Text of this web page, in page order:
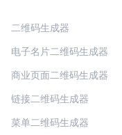
二维码生成器
电子名片二维码生成器
商业页面二维码生成器
链接二维码生成器
菜单二维码生成器